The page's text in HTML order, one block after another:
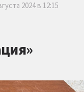
2024 в 12:15